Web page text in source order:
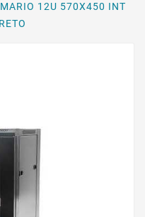
12U 570X450 INT